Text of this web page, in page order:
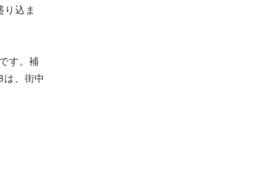
込ま
す。補
、街中